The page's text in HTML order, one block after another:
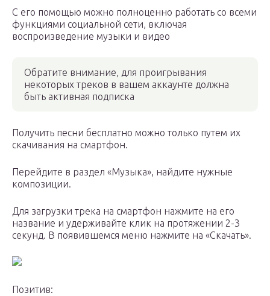
С его помощью можно полноценно работать со всеми
функциями социальной сети, включая
воспроизведение музыки и видео
Обратите внимание, для проигрывания
некоторых треков в вашем аккаунте должна
быть активная подписка
Получить песни бесплатно можно только путем их
скачивания на смартфон.
Перейдите в раздел «Музыка», найдите нужные
композиции.
Для загрузки трека на смартфон нажмите на его
название и удерживайте клик на протяжении 2-3
секунд. В появившемся меню нажмите на «Скачать».
Позитив: